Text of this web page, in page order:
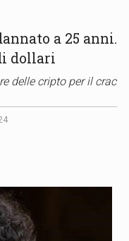
a 25 anni.
dollari
delle cripto per il crac